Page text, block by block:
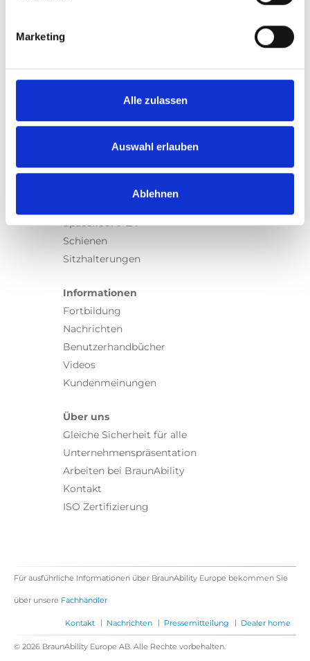
Marketing
Alle zulassen
Auswahl erlauben
Ablehnen
Produkte
Turny Evo
Turny Low Vehicle
Rollstuhllifte
Spacefloor® LX
Schienen
Sitzhalterungen
Informationen
Fortbildung
Nachrichten
Benutzerhandbücher
Videos
Kundenmeinungen
Über uns
Gleiche Sicherheit für alle
Unternehmenspräsentation
Arbeiten bei BraunAbility
Kontakt
ISO Zertifizierung
Für ausführliche Informationen über BraunAbility Europe bekommen Sie
über unsere Fachhändler
Kontakt | Nachrichten | Pressemitteilung | Dealer home
© 2026 BraunAbility Europe AB. Alle Rechte vorbehalten.